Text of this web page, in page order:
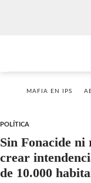
MAFIA EN IPS
POLÍTICA
Sin Fonacide ni
crear
de 10.000